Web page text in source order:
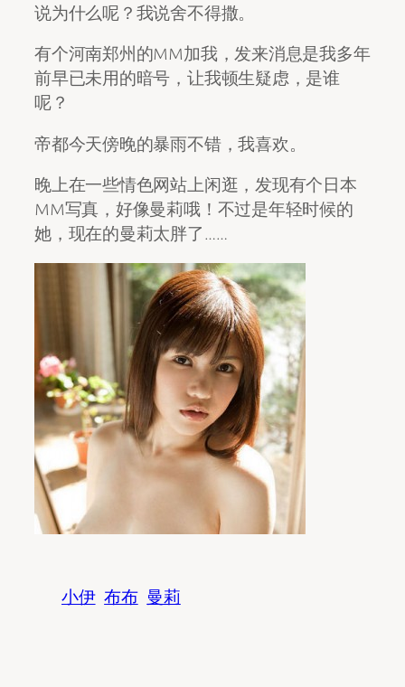
说为什么呢？我说舍不得撒。
有个河南郑州的MM加我，发来消息是我多年
前早已未用的暗号，让我顿生疑虑，是谁
呢？
帝都今天傍晚的暴雨不错，我喜欢。
晚上在一些情色网站上闲逛，发现有个日本
MM写真，好像曼莉哦！不过是年轻时候的
她，现在的曼莉太胖了……
小伊 布布 曼莉